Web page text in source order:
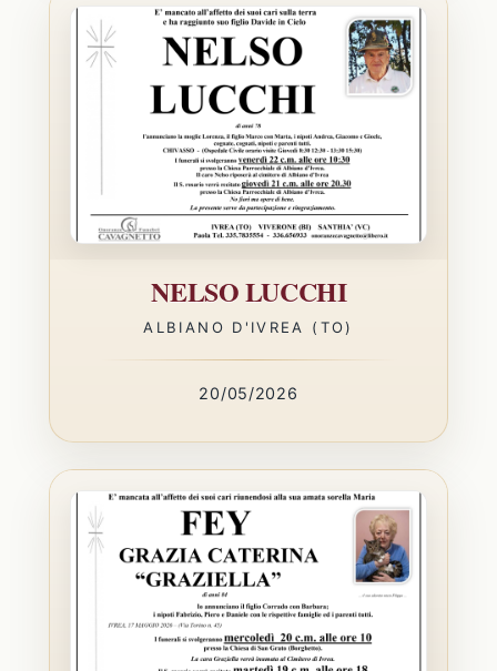
NELSO LUCCHI
ALBIANO D'IVREA (TO)
20/05/2026